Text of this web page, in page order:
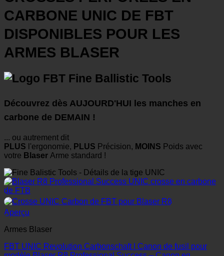
CARBONE UNIC DE FBT
DISPONIBLES POUR LES
ARMES BLASER
Découvrez dès AUJOURD'HUI les manches en
carbone de DEMAIN !
... ou autrement dit
PLUS l'ergonomie, PLUS Précision, MOINS Poids avec
votre Blaser Arme standard !
Aperçu
Armes Blaser
FBT UNIC Revolution Carbonschaft | Canon de fusil pour